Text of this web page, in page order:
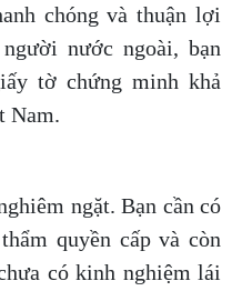
chóng và thuận lợi
nước ngoài, bạn
tờ chứng minh khả
Nam.
ngặt. Bạn cần có
quyền cấp và còn
có kinh nghiệm lái